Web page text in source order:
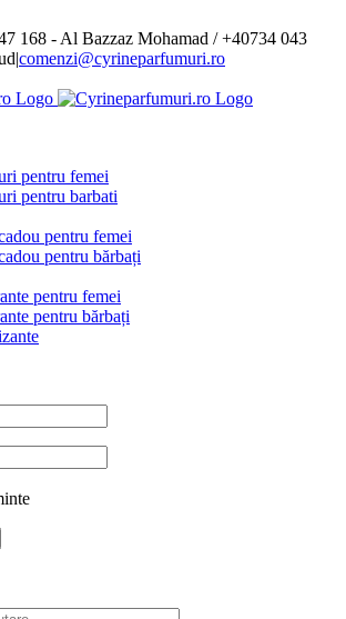
168 - Al Bazzaz Mohamad / +40734 043
|comenzi@cyrineparfumuri.ro
pentru femei
pentru barbati
pentru femei
pentru bărbați
pentru femei
pentru bărbați